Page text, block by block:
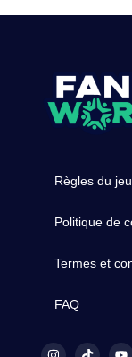
Règles du jeu
Politique de
Termes et
FAQ